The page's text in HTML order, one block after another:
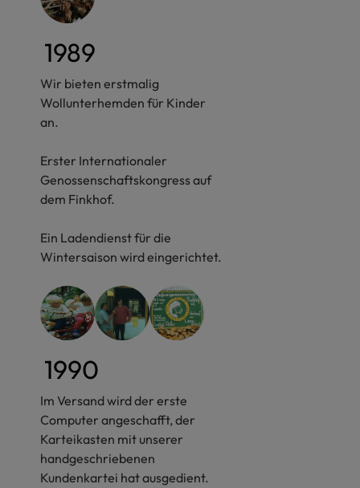
1989
Wir bieten erstmalig
Wollunterhemden für Kinder
an.
Erster Internationaler
Genossenschaftskongress auf
dem Finkhof.
Ein Ladendienst für die
Wintersaison wird eingerichtet.
1990
Im Versand wird der erste
Computer angeschafft, der
Karteikasten mit unserer
handgeschriebenen
Kundenkartei hat ausgedient.